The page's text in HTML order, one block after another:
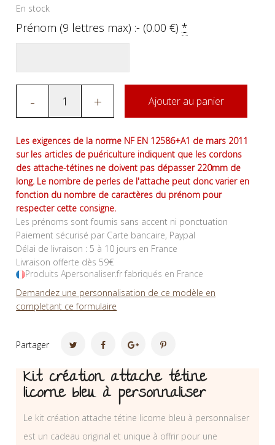
En stock
Prénom (9 lettres max) :- (0.00€)*
- + Ajouter au panier
Les exigences de la norme NF EN 12586+A1 de mars 2011
sur les articles de puériculture indiquent que les cordons
des attache-tétines ne doivent pas dépasser 220mm de
long. Le nombre de perles de l'attache peut donc varier en
fonction du nombre de caractères du prénom pour
respecter cette consigne.
Les prénoms sont fournis sans accent ni ponctuation
Paiement sécurisé par Carte bancaire, Paypal
Délai de livraison : 5 à 10 jours en France
Livraison offerte dès 59€
Produits Apersonaliser.fr fabriqués en France
Demandez une personnalisation de ce modèle en
completant ce formulaire
Partager
Kit création attache tétine
licorne bleu à personnaliser
Le kit création attache tétine licorne bleu à personnaliser
est un cadeau original et unique à offrir pour une